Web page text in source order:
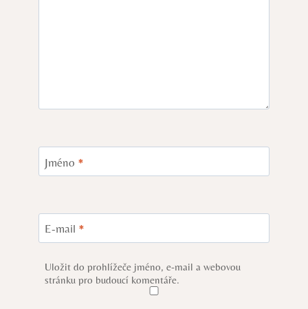
Jméno *
E-mail *
Uložit do prohlížeče jméno, e-mail a webovou
stránku pro budoucí komentáře.